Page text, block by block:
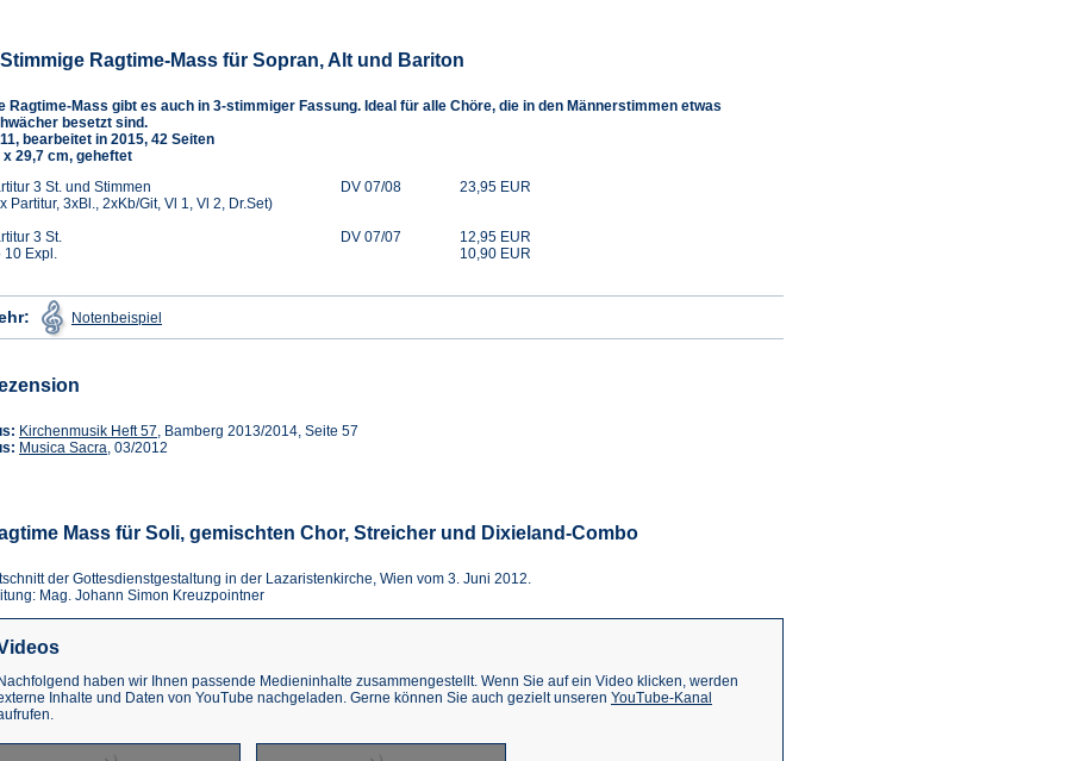
Ragtime-Mass für Sopran, Alt und Bariton
Ragtime-Mass gibt es auch in 3-stimmiger Fassung. Ideal für alle Chöre, die in den Männerstimmen etwas
besetzt sind.
bearbeitet in 2015, 42 Seiten
x 29,7 cm, geheftet
3 St. und Stimmen
Partitur, 3xBl., 2xKb/Git, Vl 1, Vl 2, Dr.Set)
DV 07/08 23,95 EUR
3 St. DV 07/07
12,95 EUR
10 Expl.
10,90 EUR
Notenbeispiel in
einem
Kirchenmusik Heft 57 (Öffnet
in
, Bamberg 2013/2014, Seite 57
Musica Sacra (Öffnet
, 03/2012
Mass für Soli, gemischten Chor, Streicher und Dixieland-Combo
der Gottesdienstgestaltung in der Lazaristenkirche, Wien vom 3. Juni 2012.
Mag. Johann Simon Kreuzpointner
haben wir Ihnen passende Medieninhalte zusammengestellt. Wenn Sie auf ein Video klicken, werden
Inhalte und Daten von YouTube nachgeladen. Gerne können Sie auch gezielt unseren YouTube-Kanal